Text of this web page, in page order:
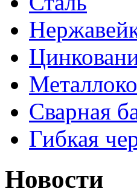
Сварная
Гибкая
Новости